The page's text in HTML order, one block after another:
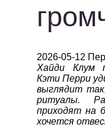
2026-05-12
Хайди Клум
Кэти Перри
выглядит
ритуалы.
приходят на
хочется